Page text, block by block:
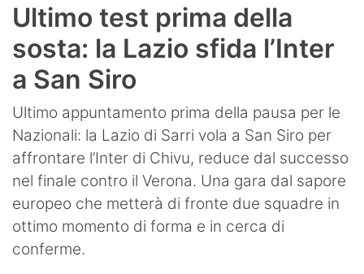
Ultimo test prima della
sosta: la Lazio sfida l’Inter
a San Siro
Ultimo appuntamento prima della pausa per le
Nazionali: la Lazio di Sarri vola a San Siro per
affrontare l’Inter di Chivu, reduce dal successo
nel finale contro il Verona. Una gara dal sapore
europeo che metterà di fronte due squadre in
ottimo momento di forma e in cerca di
conferme.